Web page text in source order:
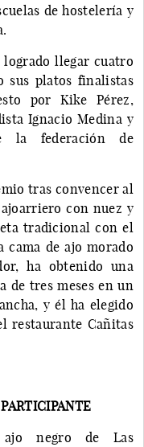
de hostelería y
llegar cuatro
sus platos finalistas
por Kike Pérez,
Ignacio Medina y
la federación de
tras convencer al
con nuez y
tradicional con el
cama de ajo morado
ha obtenido una
de tres meses en un
y él ha elegido
restaurante Cañitas
ajo negro de Las